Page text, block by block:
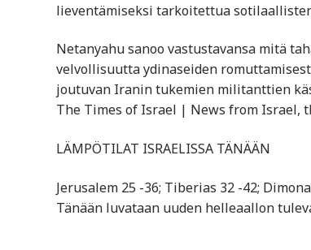
lieventämiseksi tarkoitettua
Netanyahu sanoo vastustavansa mitä
velvollisuutta ydinaseiden
joutuvan Iranin tukemien militanttien
The Times of Israel | News from Israel,
LÄMPÖTILAT ISRAELISSA TÄNÄÄN
Jerusalem 25 -36; Tiberias 32 -42;
Tänään luvataan uuden helleaallon